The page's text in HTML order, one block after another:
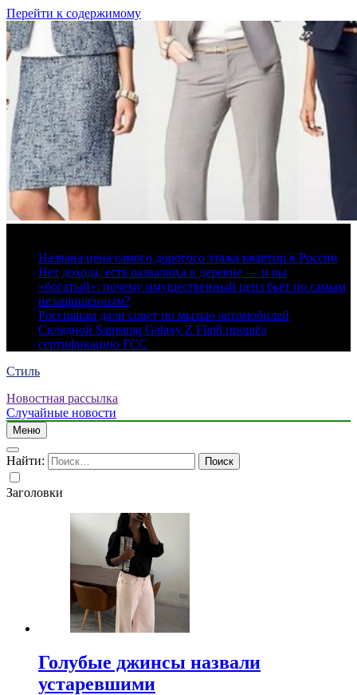
Перейти к содержимому
Названа цена самого дорогого этажа квартир в России
Нет дохода, есть развалюха в деревне — и вы
«богатый»: почему имущественный ценз бьёт по самым
незащищённым?
Россиянам дали совет по мытью автомобилей
Складной Samsung Galaxy Z Flip8 прошёл
сертификацию FCC
Стиль
Новостная рассылка
Случайные новости
Меню
Найти:
Заголовки
Голубые джинсы назвали
устаревшими